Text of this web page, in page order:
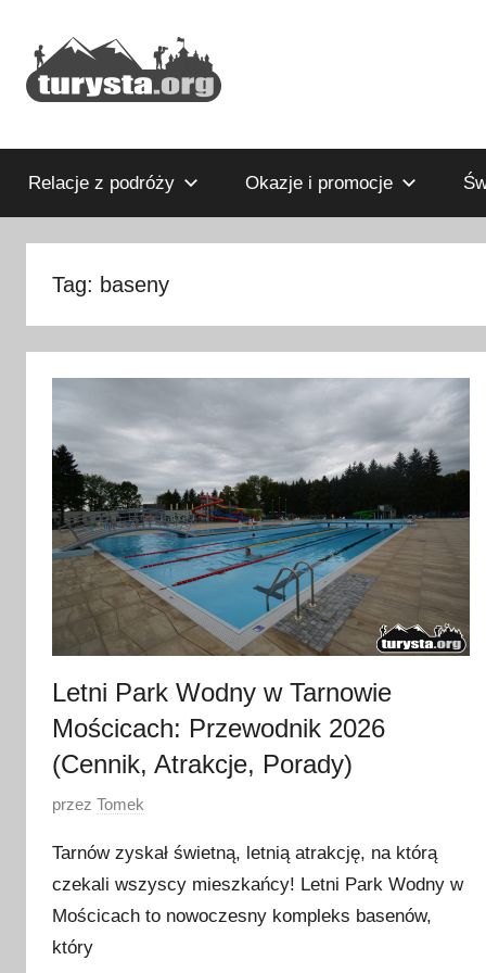
treści
Turysta.org
blog
podróżniczy
Relacje z podróży Okazje i promocje
Tag: baseny
Letni Park Wodny w Tarnowie
Mościcach: Przewodnik 2026
(Cennik, Atrakcje, Porady)
O
u
b
l
i
przez Tomek
Tarnów zyskał świetną, letnią atrakcję, na którą
czekali wszyscy mieszkańcy! Letni Park Wodny w
Mościcach to nowoczesny kompleks basenów,
który